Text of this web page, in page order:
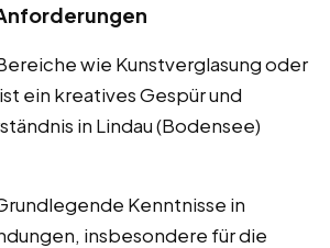
wie Kunstverglasung oder
ein kreatives Gespür und
in Lindau (Bodensee)
Kenntnisse in
insbesondere für die